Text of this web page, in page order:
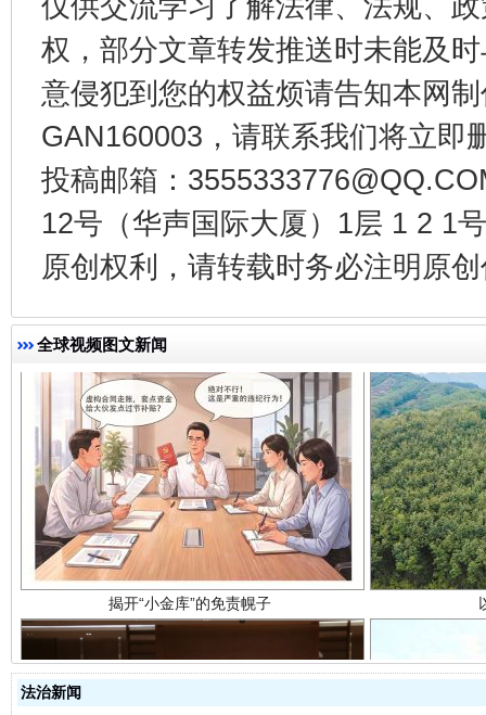
权，部分文章转发推送时未能及
意侵犯到您的权益烦请告知本网
GAN160003，请联系我们将立即
投稿邮箱：
12号（华声国际大厦）1层 1 2 1
原创权利，请转载时务必注明原
全球视频图文新闻
千年窑火 生生不息
揭开“小金库”的免责幌子
法治新闻